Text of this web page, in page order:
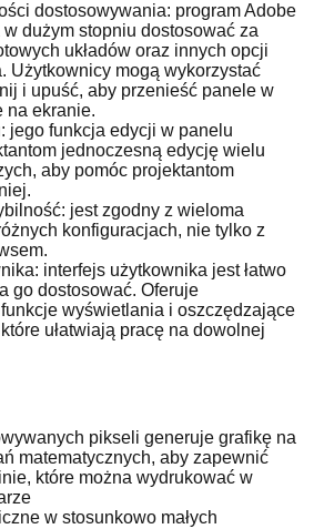
dostosowywania: program Adobe
w dużym stopniu dostosować za
układów oraz innych opcji
Użytkownicy mogą wykorzystać
i upuść, aby przenieść panele w
na ekranie.
jego funkcja edycji w panelu
jednoczesną edycję wielu
aby pomóc projektantom
jest zgodny z wieloma
konfiguracjach, nie tylko z
interfejs użytkownika jest łatwo
go dostosować. Oferuje
wyświetlania i oszczędzające
ułatwiają pracę na dowolnej
pikseli generuje grafikę na
matematycznych, aby zapewnić
które można wydrukować w
w stosunkowo małych